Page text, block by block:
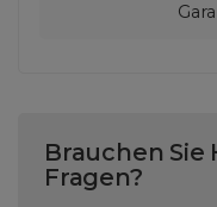
Brauchen Sie
Fragen?